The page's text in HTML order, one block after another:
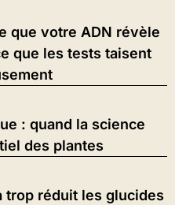
que votre ADN révèle
que les tests taisent
: quand la science
des plantes
trop réduit les glucides